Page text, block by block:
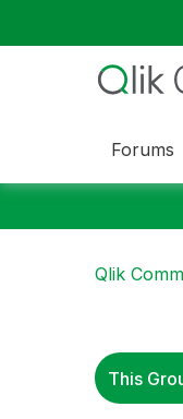
Forums
Qlik